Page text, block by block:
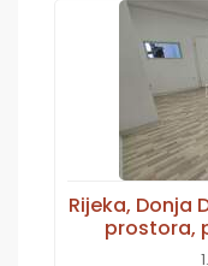
Rijeka, Donja
prostora,